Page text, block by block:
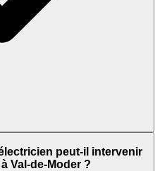
peut-il intervenir
Val-de-Moder ?